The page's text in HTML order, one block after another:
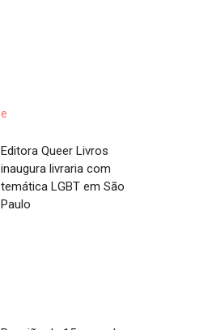
Editora Queer Livros
inaugura livraria com
temática LGBT em São
Paulo